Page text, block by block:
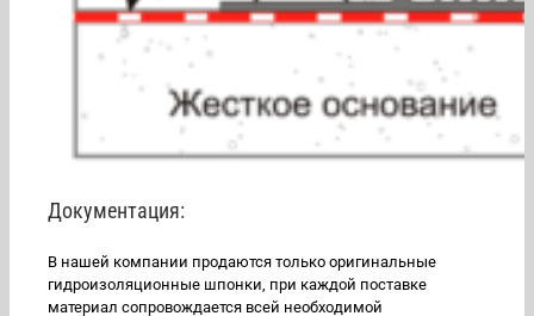
Документация:
В нашей компании продаются только оригинальные
гидроизоляционные шпонки, при каждой поставке
материал сопровождается всей необходимой